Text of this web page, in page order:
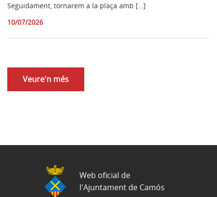
Seguidament, tornarem a la plaça amb […]
10/07/2026
Veure'n més
Web oficial de
l'Ajuntament de Camós